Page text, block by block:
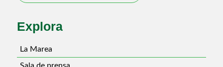
Explora
La Marea